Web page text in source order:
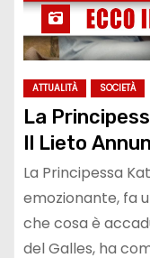
ATTUALITÀ SOCIETÀ
La
Il Lieto
La Principessa
emozionante, fa
che cosa è
del Galles, ha